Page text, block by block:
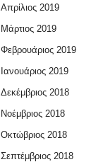
Απρίλιος 2019
Μάρτιος 2019
Φεβρουάριος 2019
Ιανουάριος 2019
Δεκέμβριος 2018
Νοέμβριος 2018
Οκτώβριος 2018
Σεπτέμβριος 2018